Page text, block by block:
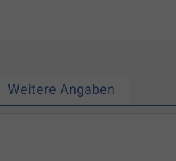
Weitere Angaben